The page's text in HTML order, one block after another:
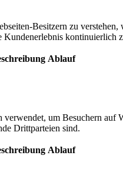
Besitzern zu
Kundenerlebnis kontinuierlich
Ablauf
um Besuchern auf
Drittparteien sind.
Ablauf